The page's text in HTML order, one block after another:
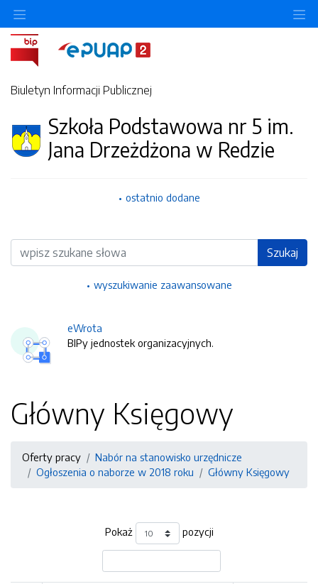
Biuletyn Informacji Publicznej
Szkoła Podstawowa nr 5 im.
Jana Drzeżdżona w Redzie
ostatnio dodane
Wyszukiwarka Szukaj
wyszukiwanie zaawansowane
eWrota
BIPy jednostek organizacyjnych.
Główny Księgowy
Oferty pracy
Nabór na stanowisko urzędnicze
Ogłoszenia o naborze w 2018 roku
Główny Księgowy
Pokaż pozycji